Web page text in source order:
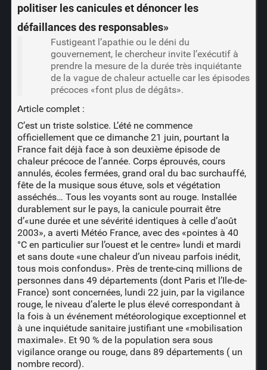
politiser les canicules et dénoncer les
défaillances des responsables»
Fustigeant l’apathie ou le déni du
gouvernement, le chercheur invite l’exécutif à
prendre la mesure de la durée très inquiétante
de la vague de chaleur actuelle car les épisodes
précoces «font plus de dégâts».
Article complet :
C’est un triste solstice. L’été ne commence
officiellement que ce dimanche 21 juin, pourtant la
France fait déjà face à son deuxième épisode de
chaleur précoce de l’année. Corps éprouvés, cours
annulés, écoles fermées, grand oral du bac surchauffé,
fête de la musique sous étuve, sols et végétation
asséchés… Tous les voyants sont au rouge. Installée
durablement sur le pays, la canicule pourrait être
d’«une durée et une sévérité identiques à celle d’août
2003», a averti Météo France, avec des «pointes à 40
°C en particulier sur l’ouest et le centre» lundi et mardi
et sans doute «une chaleur d’un niveau parfois inédit,
tous mois confondus». Près de trente-cinq millions de
personnes dans 49 départements (dont Paris et l’Ile-de-
France) sont concernées, lundi 22 juin, par la vigilance
rouge, le niveau d’alerte le plus élevé correspondant à
la fois à un événement météorologique exceptionnel et
à une inquiétude sanitaire justifiant une «mobilisation
maximale». Et 90 % de la population sera sous
vigilance orange ou rouge, dans 89 départements ( un
nombre record).